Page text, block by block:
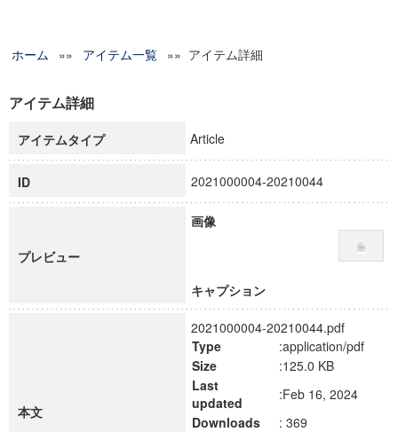
グローバルリサーチインスティテュート
科学研究費補助金研究成果報告書
慶應義塾大学グローバルCOEプログラム市民社会ガバナンス
慶應義塾大学グローバルCOEプログラム論理と感性の先端的
博士課程教育リーディングプログラム「超成熟社会発展のサ
学術雑誌掲載論文等(8)
ホーム »» アイテム一覧 »» アイテム詳細
アイテム詳細
アイテムタイプ Article
ID 2021000004-20210044
プレビュー
画像
キャプション
本文
2021000004-20210044.pdf
Type
:application/pdf
Size
:125.0 KB
Last
updated
:Feb 16, 2024
Downloads
: 369